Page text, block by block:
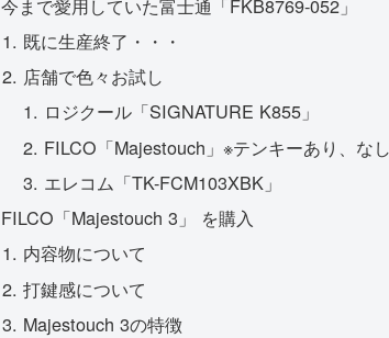
既に生産終了・・・
店舗で色々お試し
ロジクール「SIGNATURE K855」
FILCO「Majestouch」※テンキーあり、な
エレコム「TK-FCM103XBK」
FILCO「Majestouch 3」 を購入
内容物について
打鍵感について
Majestouch 3の特徴